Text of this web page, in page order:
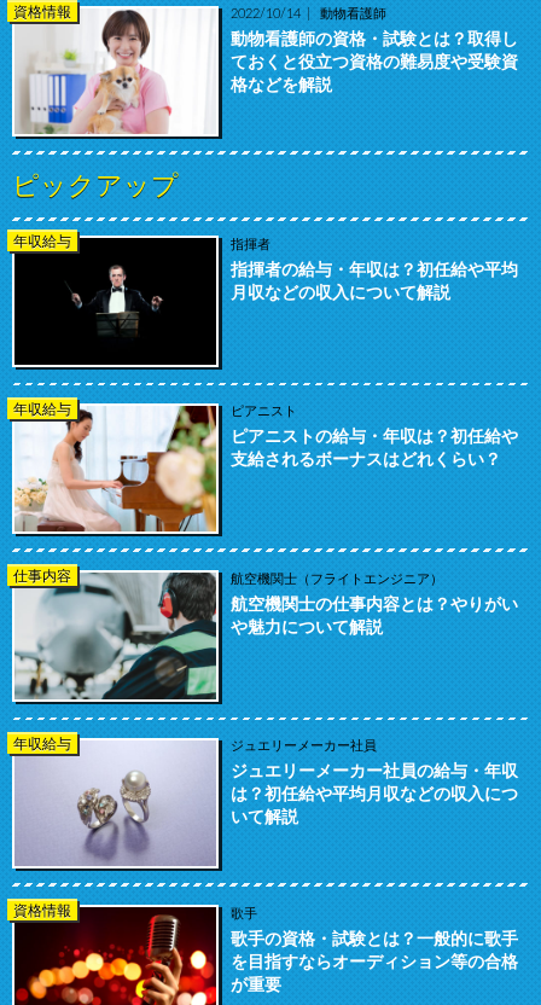
資格情報 2022/10/14 動物看護師
動物看護師の資格・試験とは？取得し
ておくと役立つ資格の難易度や受験資
格などを解説
ピックアップ
年収給与 指揮者
指揮者の給与・年収は？初任給や平均
月収などの収入について解説
年収給与 ピアニスト
ピアニストの給与・年収は？初任給や
支給されるボーナスはどれくらい？
仕事内容 航空機関士（フライトエンジニア）
航空機関士の仕事内容とは？やりがい
や魅力について解説
年収給与 ジュエリーメーカー社員
ジュエリーメーカー社員の給与・年収
は？初任給や平均月収などの収入につ
いて解説
資格情報 歌手
歌手の資格・試験とは？一般的に歌手
を目指すならオーディション等の合格
が重要